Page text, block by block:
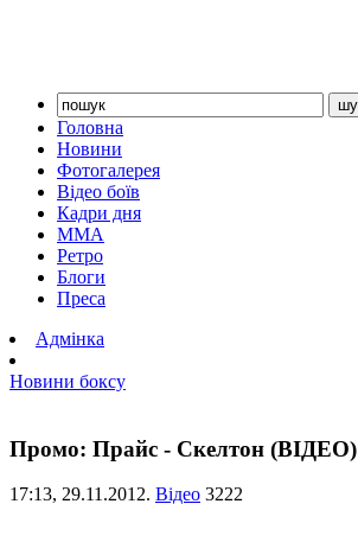
Головна
Новини
Фотогалерея
Відео боїв
Кадри дня
ММА
Ретро
Блоги
Преса
Адмінка
Новини боксу
Промо: Прайс - Скелтон (ВІДЕО)
17:13, 29.11.2012. Відео 3222